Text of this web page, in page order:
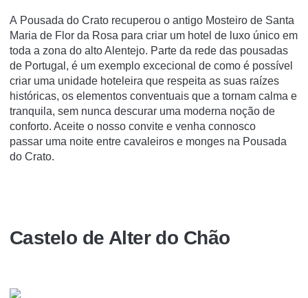
A Pousada do Crato recuperou o antigo Mosteiro de Santa
Maria de Flor da Rosa para criar um hotel de luxo único em
toda a zona do alto Alentejo. Parte da rede das pousadas
de Portugal, é um exemplo excecional de como é possível
criar uma unidade hoteleira que respeita as suas raízes
históricas, os elementos conventuais que a tornam calma e
tranquila, sem nunca descurar uma moderna noção de
conforto. Aceite o nosso convite e venha connosco
passar uma noite entre cavaleiros e monges na Pousada
do Crato.
Castelo de Alter do Chão